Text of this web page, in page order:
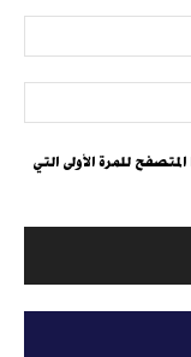
للمرة الأولى التي